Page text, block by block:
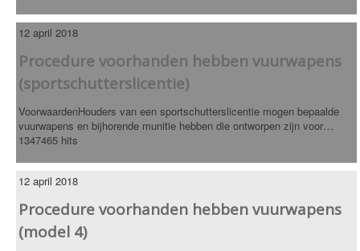
12 april 2018
Procedure voorhanden hebben vuurwapens
(sportschutterslicentie)
VoorwaardenHouders van een sportschutterslicentie mogen bepaalde
vuurwapens en bijhorende munitie hebben die ontworpen zijn voor…
1347465 hits
12 april 2018
Procedure voorhanden hebben vuurwapens
(model 4)